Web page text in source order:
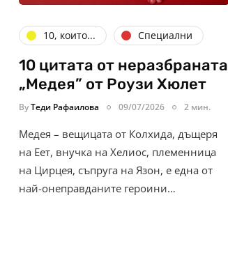
10, които... Специални
10 цитата от неразбраната
„Медея” от Роузи Хюлет
ByТеди Рафаилова 09/07/2026 2 мин.
Медея – вещицата от Колхида, дъщеря
на Еет, внучка на Хелиос, племенница
на Цирцея, съпруга на Язон, е една от
най-онеправданите героини…